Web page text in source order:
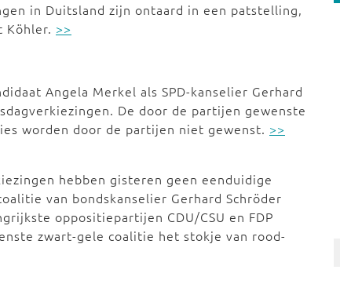
in Duitsland zijn ontaard in een patstelling,
Köhler. >>
Angela Merkel als SPD-kanselier Gerhard
De door de partijen gewenste
worden door de partijen niet gewenst. >>
hebben gisteren geen eenduidige
van bondskanselier Gerhard Schröder
oppositiepartijen CDU/CSU en FDP
zwart-gele coalitie het stokje van rood-